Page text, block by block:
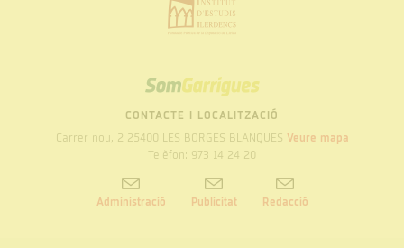
SOM
GARRIGUES
CONTACTE I LOCALITZACIÓ
Carrer nou, 2 25400 LES BORGES BLANQUES Veure mapa
Telèfon: 973 14 24 20
Administració Publicitat Redacció